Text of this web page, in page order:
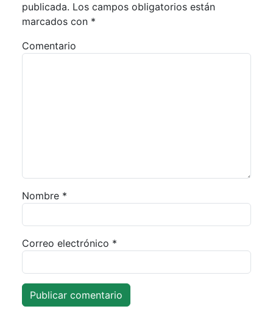
publicada. Los campos obligatorios están
marcados con *
Comentario
Nombre *
Correo electrónico *